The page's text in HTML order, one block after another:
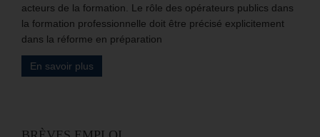
acteurs de la formation. Le rôle des opérateurs publics dans
la formation professionnelle doit être précisé explicitement
dans la réforme en préparation
En savoir plus